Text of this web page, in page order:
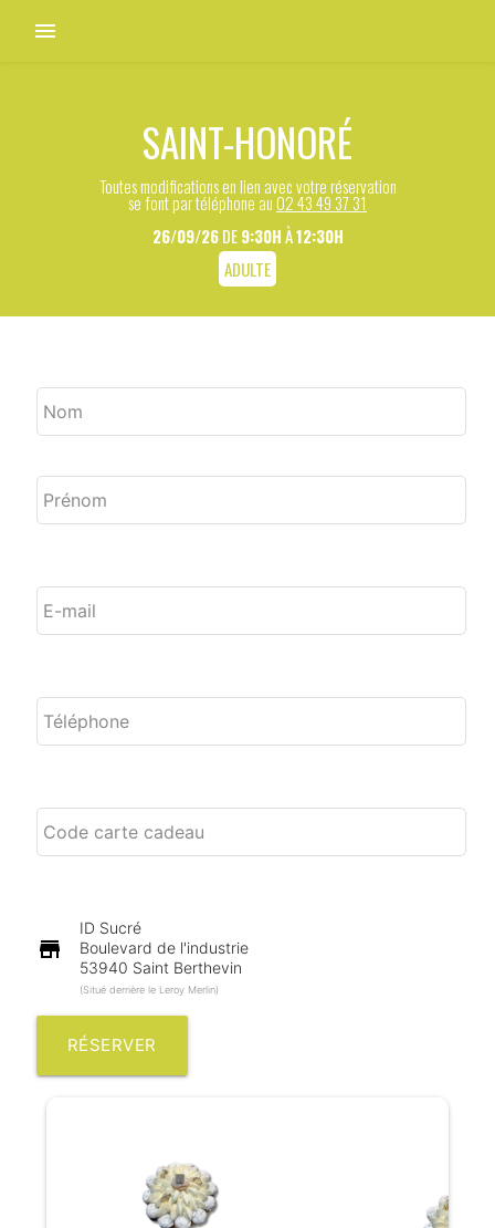
menu
SAINT-HONORÉ
Toutes modifications en lien avec votre réservation
se font par téléphone au02 43 49 37 31
26/09/26DE9:30HÀ12:30H
ADULTE
store
ID Sucré
Boulevard de l'industrie
53940 Saint Berthevin
(Situé derrière le Leroy Merlin)
RÉSERVER